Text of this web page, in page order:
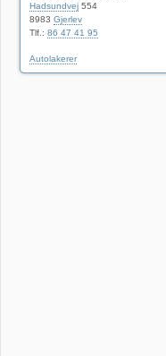
Hadsundvej 554
8983 Gjerlev
Tlf.: 86 47 41 95
Autolakerer